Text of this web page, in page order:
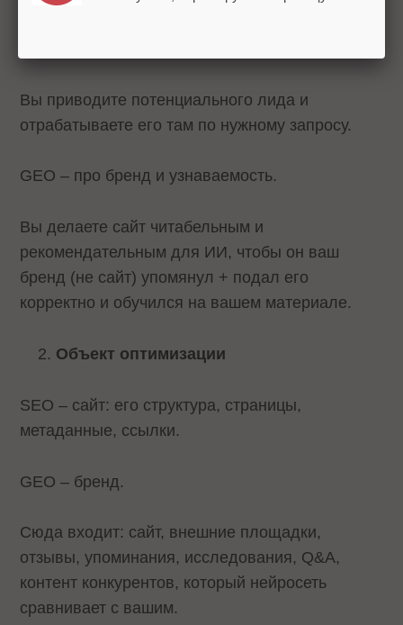
Вы приводите потенциального лида и
отрабатываете его там по нужному запросу.
GEO – про бренд и узнаваемость.
Вы делаете сайт читабельным и
рекомендательным для ИИ, чтобы он ваш
бренд (не сайт) упомянул + подал его
корректно и обучился на вашем материале.
Объект оптимизации
SEO – сайт: его структура, страницы,
метаданные, ссылки.
GEO – бренд.
Сюда входит: сайт, внешние площадки,
отзывы, упоминания, исследования, Q&A,
контент конкурентов, который нейросеть
сравнивает с вашим.